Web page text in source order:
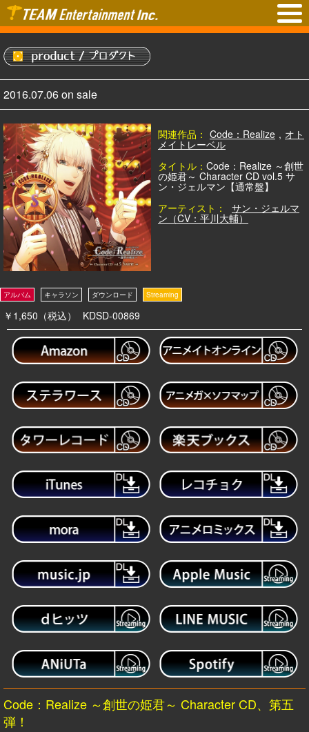
2016.07.06 on sale
関連作品： Code：Realize , オト
メイトレーベル
タイトル： Code：Realize ～創世
の姫君～ Character CD vol.5 サ
ン・ジェルマン【通常盤】
アーティスト：
サン・ジェルマ
ン（CV：平川大輔）
￥1,650（税込） KDSD-00869
Code：Realize ～創世の姫君～ Character CD、第五
弾！